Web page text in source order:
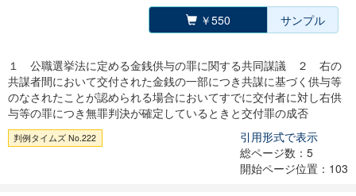
￥550 サンプル
１ 公職選挙法に定める金銭供与の罪に関する共同謀議 ２ 右の
共謀者間において交付された金銭の一部につき共謀に基づく供与等
のなされたことが認められる場合においてすでに交付者に対し右供
与等の罪につき無罪判決が確定しているときと交付罪の成否
判例タイムズ No.222
引用形式で表示
総ページ数：5
開始ページ位置：103